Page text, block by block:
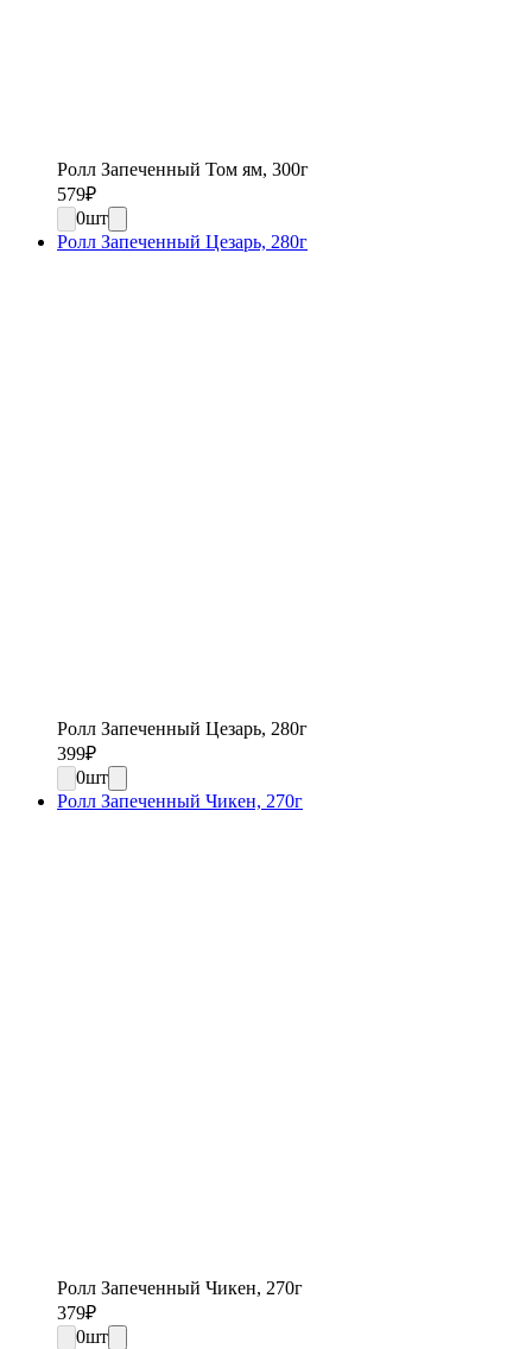
Ролл Запеченный Том ям, 300г
579₽
0шт
Ролл Запеченный Цезарь, 280г
Ролл Запеченный Цезарь, 280г
399₽
0шт
Ролл Запеченный Чикен, 270г
Ролл Запеченный Чикен, 270г
379₽
0шт